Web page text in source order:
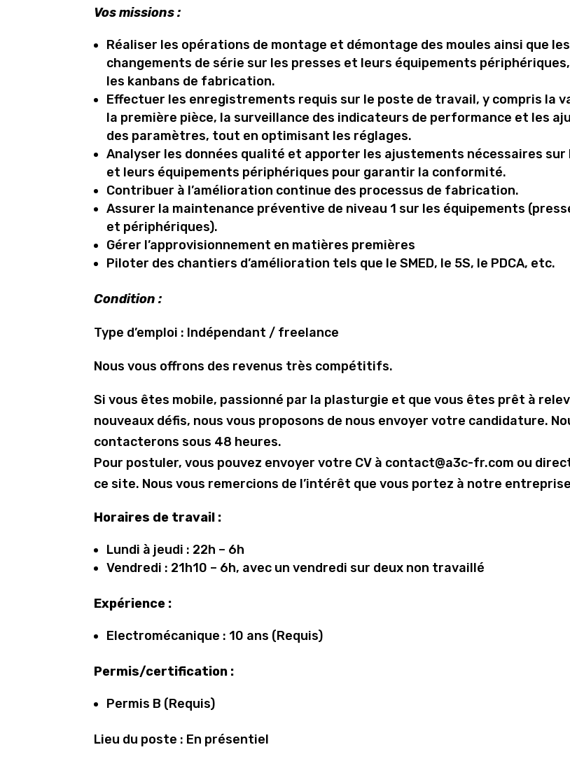
Vos missions :
Réaliser les opérations de montage et démontage des moules ainsi que les
changements de série sur les presses et leurs équipements
les kanbans de fabrication.
Effectuer les enregistrements requis sur le poste de travail, y compris la
la première pièce, la surveillance des indicateurs de performance et les
des paramètres, tout en optimisant les réglages.
Analyser les données qualité et apporter les ajustements nécessaires sur
et leurs équipements périphériques pour garantir la conformité.
Contribuer à l’amélioration continue des processus de fabrication.
Assurer la maintenance préventive de niveau 1 sur les équipements
et périphériques).
Gérer l’approvisionnement en matières premières
Piloter des chantiers d’amélioration tels que le SMED, le 5S, le PDCA, etc.
Condition :
Type d’emploi : Indépendant / freelance
Nous vous offrons des revenus très compétitifs.
Si vous êtes mobile, passionné par la plasturgie et que vous êtes prêt à
nouveaux défis, nous vous proposons de nous envoyer votre candidature.
contacterons sous 48 heures.
Pour postuler, vous pouvez envoyer votre CV à contact@a3c-fr.com ou
ce site. Nous vous remercions de l’intérêt que vous portez à notre
Horaires de travail :
Lundi à jeudi : 22h – 6h
Vendredi : 21h10 – 6h, avec un vendredi sur deux non travaillé
Expérience :
Electromécanique : 10 ans (Requis)
Permis/certification :
Permis B (Requis)
Lieu du poste : En présentiel